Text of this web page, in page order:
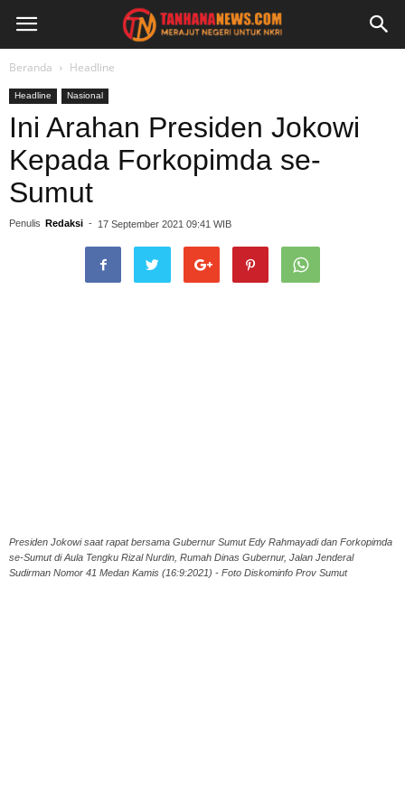
Beranda Headline
Headline Nasional
Ini Arahan Presiden Jokowi
Kepada Forkopimda se-
Sumut
Penulis Redaksi - 17 September 2021 09:41 WIB
Presiden Jokowi saat rapat bersama Gubernur Sumut Edy Rahmayadi dan Forkopimda
se-Sumut di Aula Tengku Rizal Nurdin, Rumah Dinas Gubernur, Jalan Jenderal
Sudirman Nomor 41 Medan Kamis (16:9:2021) - Foto Diskominfo Prov Sumut